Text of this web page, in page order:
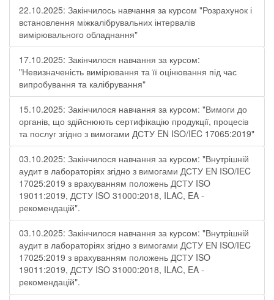
22.10.2025: Закінчилось навчання за курсом "Розрахунок і
встановлення міжкалібрувальних інтервалів
вимірювального обладнання"
17.10.2025: Закінчилося навчання за курсом:
"Невизначеність вимірювання та її оцінювання під час
випробування та калібрування"
15.10.2025: Закінчилося навчання за курсом: "Вимоги до
органів, що здійснюють сертифікацію продукції, процесів
та послуг згідно з вимогами ДСТУ EN ISO/IEC 17065:2019"
03.10.2025: Закінчилося навчання за курсом: "Внутрішній
аудит в лабораторіях згідно з вимогами ДСТУ EN ISO/IEC
17025:2019 з врахуванням положень ДСТУ ISO
19011:2019, ДСТУ ISO 31000:2018, ILAC, EA -
рекомендацій".
03.10.2025: Закінчилося навчання за курсом: "Внутрішній
аудит в лабораторіях згідно з вимогами ДСТУ EN ISO/IEC
17025:2019 з врахуванням положень ДСТУ ISO
19011:2019, ДСТУ ISO 31000:2018, ILAC, EA -
рекомендацій".